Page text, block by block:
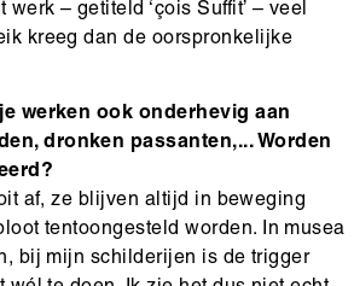
– getiteld ‘çois Suffit’ – veel
kreeg dan de oorspronkelijke
werken ook onderhevig aan
dronken passanten,... Worden
af, ze blijven altijd in beweging
tentoongesteld worden. In musea
bij mijn schilderijen is de trigger